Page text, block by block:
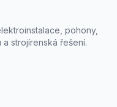
pohony,
strojírenská řešení.